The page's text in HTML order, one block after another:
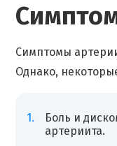
Симптомы
Однако,
Боль и
артериита.